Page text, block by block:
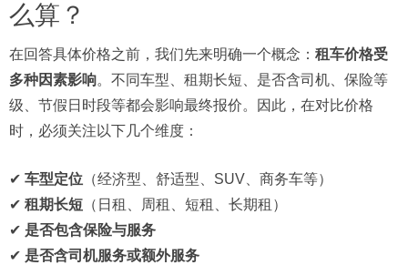
么算？
在回答具体价格之前，我们先来明确一个概念： 租车价格受
多种因素影响。不同车型、租期长短、是否含司机、保险等
级、节假日时段等都会影响最终报价。因此，在对比价格
时，必须关注以下几个维度：
✔ 车型定位 （经济型、舒适型、SUV、商务车等）
✔ 租期长短 （日租、周租、短租、长期租）
✔ 是否包含保险与服务
✔ 是否含司机服务或额外服务